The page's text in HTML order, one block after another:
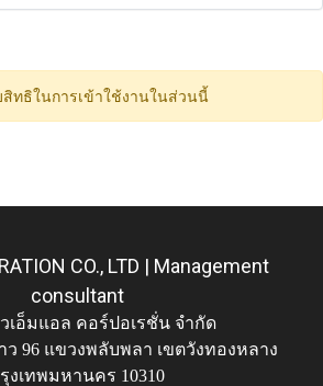
ทธิในการเข้าใช้งานในส่วนนี้
CO., LTD | Management
consultant
เอ็มแอล คอร์ปอเรชั่น จำกัด
ว 96 แขวงพลับพลา เขตวังทองหลาง
งเทพมหานคร 10310